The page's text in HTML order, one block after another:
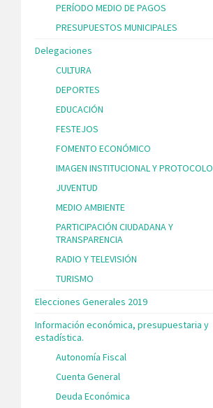
PERÍODO MEDIO DE PAGOS
PRESUPUESTOS MUNICIPALES
Delegaciones
CULTURA
DEPORTES
EDUCACIÓN
FESTEJOS
FOMENTO ECONÓMICO
IMAGEN INSTITUCIONAL Y PROTOCOLO
JUVENTUD
MEDIO AMBIENTE
PARTICIPACIÓN CIUDADANA Y
TRANSPARENCIA
RADIO Y TELEVISIÓN
TURISMO
Elecciones Generales 2019
Información económica, presupuestaria y
estadística.
Autonomía Fiscal
Cuenta General
Deuda Económica